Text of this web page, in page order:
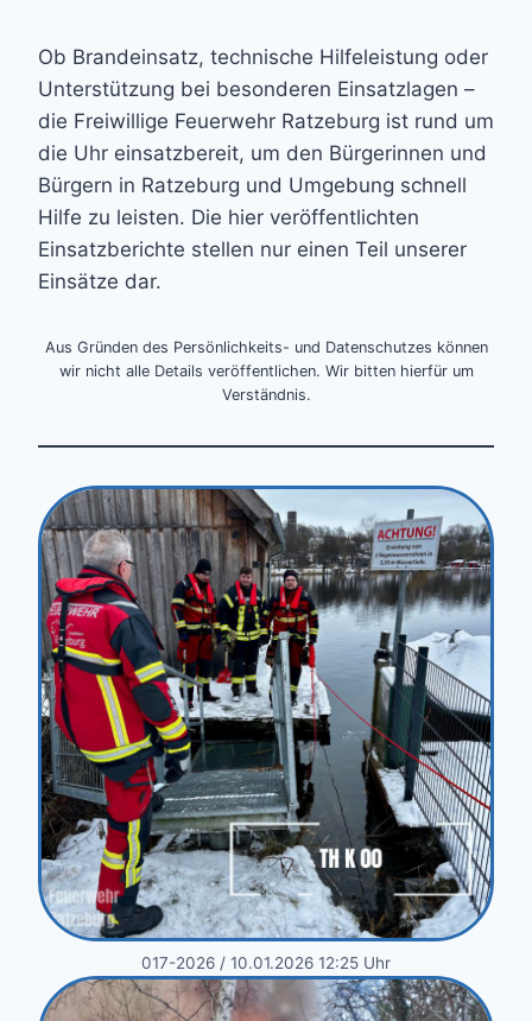
Ob Brandeinsatz, technische Hilfeleistung oder
Unterstützung bei besonderen Einsatzlagen –
die Freiwillige Feuerwehr Ratzeburg ist rund um
die Uhr einsatzbereit, um den Bürgerinnen und
Bürgern in Ratzeburg und Umgebung schnell
Hilfe zu leisten. Die hier veröffentlichten
Einsatzberichte stellen nur einen Teil unserer
Einsätze dar.
Aus Gründen des Persönlichkeits- und Datenschutzes können
wir nicht alle Details veröffentlichen. Wir bitten hierfür um
Verständnis.
017-2026 / 10.01.2026 12:25 Uhr